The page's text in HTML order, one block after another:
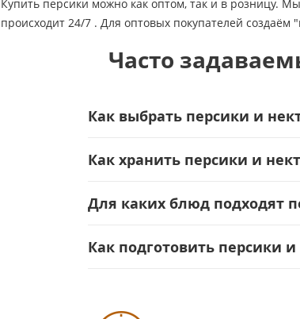
Купить персики можно как оптом, так и в розницу.
происходит 24/7 . Для оптовых покупателей создаём
Часто
Как выбрать персики и
Как хранить персики и
Для каких блюд подходят
Как подготовить персики